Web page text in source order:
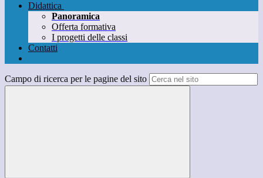
Didattica
Panoramica
Offerta formativa
I progetti delle classi
Contatti
Campo di ricerca per le pagine del sito